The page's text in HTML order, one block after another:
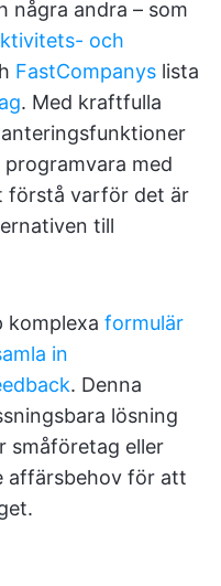
några andra – som
och
FastCompanys lista
. Med kraftfulla
med
förstå varför det är
till
komplexa formulär
in
. Denna
lösning
småföretag eller
affärsbehov för att